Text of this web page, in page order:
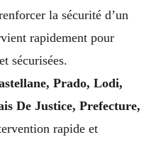
la sécurité d’un
rapidement pour
sécurisées.
Prado, Lodi,
De Justice, Prefecture,
rapide et